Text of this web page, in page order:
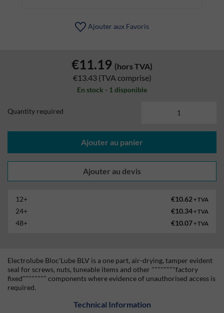
Ajouter aux Favoris
€11.19 (hors TVA)
€13.43 (TVA comprise)
En stock - 1 disponible
Quantity required
Ajouter au panier
12+ €10.62 + TVA
24+ €10.34+ TVA
48+ €10.07+ TVA
Electrolube Bloc'Lube BLV is a one part, air-drying, tamper evident
seal for screws, nuts, tuneable items and other """"""""factory
fixed"""""""" components where evidence of unauthorised access is
required.
Technical Information